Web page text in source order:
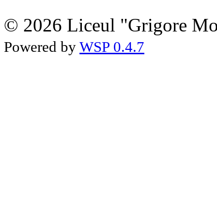
© 2026 Liceul "Grigore
Powered by WSP 0.4.7